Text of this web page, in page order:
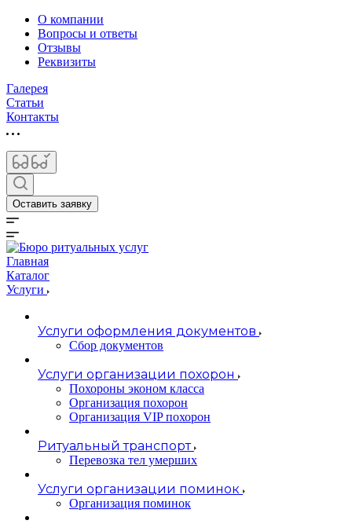
О компании
Вопросы и ответы
Отзывы
Реквизиты
Галерея
Статьи
Контакты
Оставить заявку
Главная
Каталог
Услуги
Услуги оформления документов
Сбор документов
Услуги организации похорон
Похороны эконом класса
Организация похорон
Организация VIP похорон
Ритуальный транспорт
Перевозка тел умерших
Услуги организации поминок
Организация поминок